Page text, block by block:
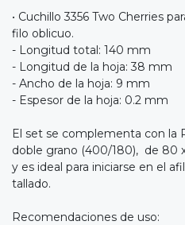
• Cuchillo 3356 Two Cherries
filo oblicuo.
- Longitud total: 140 mm
- Longitud de la hoja: 38 mm
- Ancho de la hoja: 9 mm
- Espesor de la hoja: 0.2 mm
El set se complementa con la
doble grano (400/180), de 80
y es ideal para iniciarse en el
tallado.
Recomendaciones de uso: